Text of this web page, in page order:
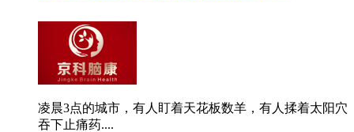
凌晨3点的城市，有人盯着天花板数羊，有人揉着太阳穴
吞下止痛药....